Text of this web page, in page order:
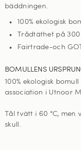
bäddningen.
100% ekologisk
Trådtäthet på 300
Fairtrade-och
BOMULLENS
100% ekologisk
association i Utnoor
Tål tvätt i 60 °C, men
skull .